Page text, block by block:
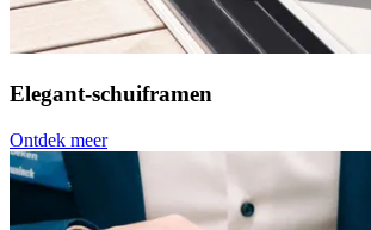
Elegant-schuiframen
Ontdek meer